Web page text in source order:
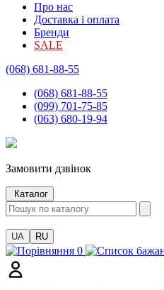
Про нас
Доставка і оплата
Бренди
SALE
(068) 681-88-55
(068) 681-88-55
(099) 701-75-85
(063) 680-19-94
Замовити дзвінок
Каталог
UA RU
0